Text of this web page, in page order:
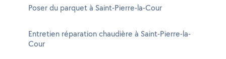
Poser du parquet à Saint-Pierre-la-Cour
Entretien réparation chaudière à Saint-Pierre-la-
Cour